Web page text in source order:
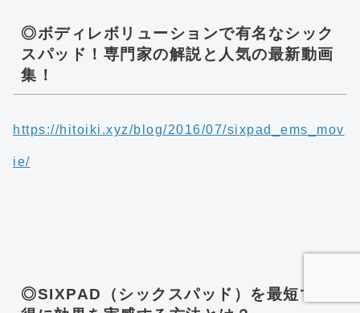
◎ボディレボリューションで有名なシック
スパッド！専門家の解説と人気の最新動画
集！
https://hitoiki.xyz/blog/2016/07/sixpad_ems_mov
ie/
◎SIXPAD（シックスパッド）を最短でお